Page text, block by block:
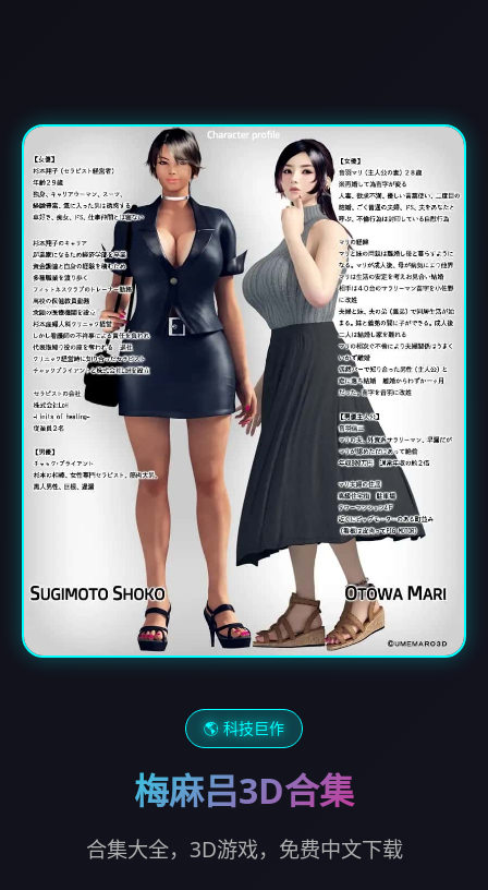
🌎 科技巨作
梅麻吕3D合集
合集大全，3D游戏，免费中文下载